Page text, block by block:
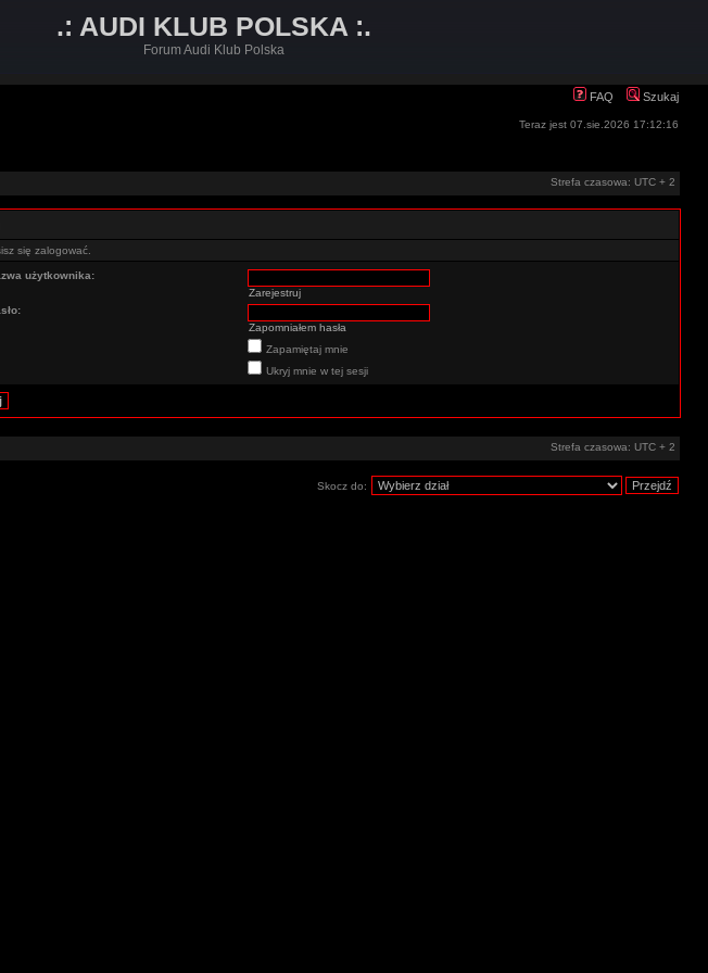
.: AUDI KLUB POLSKA :.
Forum Audi Klub Polska
FAQ Szukaj
Teraz jest 07.sie.2026 17:12:16
Strefa czasowa: UTC + 2
się zalogować.
użytkownika:
Zarejestruj
Zapomniałem hasła
Zapamiętaj mnie
Ukryj mnie w tej sesji
Strefa czasowa: UTC + 2
Skocz do: